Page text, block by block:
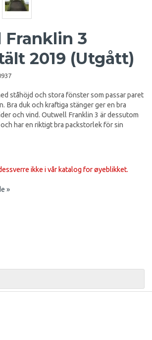
Franklin 3
2019 (Utgått)
ståhöjd och stora fönster som passar paret
Bra duk och kraftiga stänger ger en bra
och vind. Outwell Franklin 3 är dessutom
har en riktigt bra packstorlek för sin
ikke i vår katalog for øyeblikket.
»